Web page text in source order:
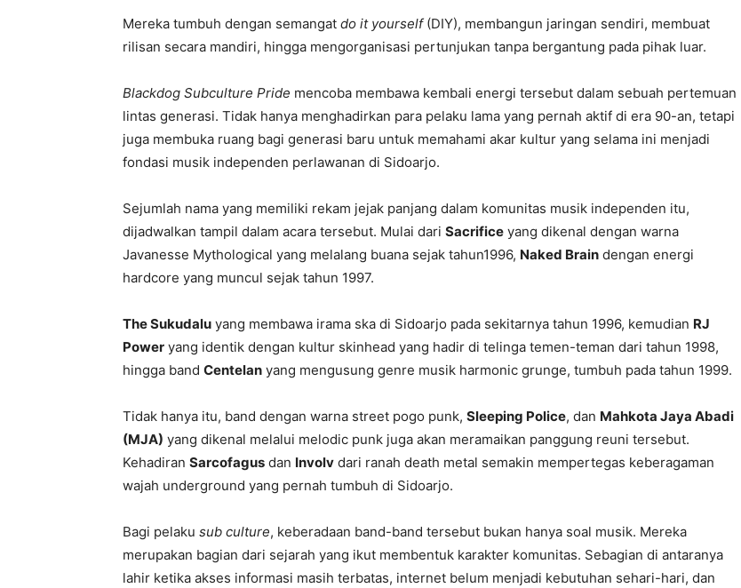
Mereka tumbuh dengan semangat do it yourself(DIY), membangun jaringan sendiri, membuat
rilisan secara mandiri, hingga mengorganisasi pertunjukan tanpa bergantung pada pihak luar.
Blackdog Subculture Pride mencoba membawa kembali energi tersebut dalam sebuah pertemuan
lintas generasi. Tidak hanya menghadirkan para pelaku lama yang pernah aktif di era 90-an, tetapi
juga membuka ruang bagi generasi baru untuk memahami akar kultur yang selama ini menjadi
fondasi musik independen perlawanan di Sidoarjo.
Sejumlah nama yang memiliki rekam jejak panjang dalam komunitas musik independen itu,
dijadwalkan tampil dalam acara tersebut. Mulai dari Sacrifice yang dikenal dengan warna
Javanesse Mythological yang melalang buana sejak tahun1996, Naked Brain dengan energi
hardcore yang muncul sejak tahun 1997.
The Sukudalu yang membawa irama ska di Sidoarjo pada sekitarnya tahun 1996, kemudian RJ
Power yang identik dengan kultur skinhead yang hadir di telinga temen-teman dari tahun 1998,
hingga band Centelan yang mengusung genre musik harmonic grunge, tumbuh pada tahun 1999.
Tidak hanya itu, band dengan warna street pogo punk, Sleeping Police, dan Mahkota Jaya Abadi
(MJA) yang dikenal melalui melodic punk juga akan meramaikan panggung reuni tersebut.
Kehadiran Sarcofagus dan Involv dari ranah death metal semakin mempertegas keberagaman
wajah underground yang pernah tumbuh di Sidoarjo.
Bagi pelaku sub culture, keberadaan band-band tersebut bukan hanya soal musik. Mereka
merupakan bagian dari sejarah yang ikut membentuk karakter komunitas. Sebagian di antaranya
lahir ketika akses informasi masih terbatas, internet belum menjadi kebutuhan sehari-hari, dan